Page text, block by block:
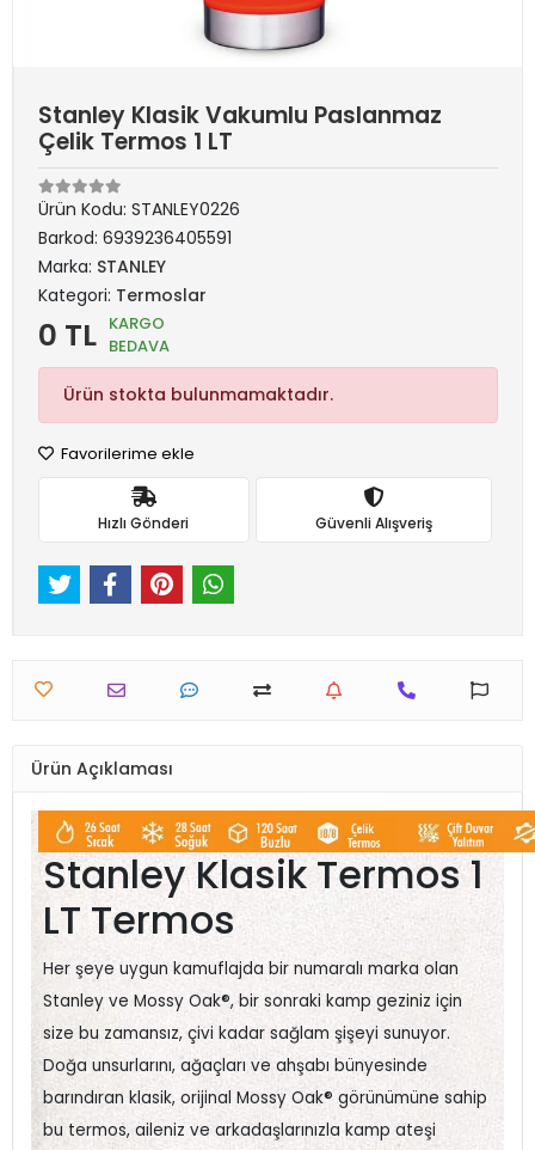
Stanley Klasik Vakumlu Paslanmaz
Çelik Termos 1 LT
Ürün Kodu: STANLEY0226
Barkod: 6939236405591
Marka: STANLEY
Kategori: Termoslar
0 TL KARGO
BEDAVA
Ürün stokta bulunmamaktadır.
Favorilerime ekle
Hızlı Gönderi Güvenli Alışveriş
Ürün Açıklaması
Stanley Klasik Termos 1
LT Termos
Her şeye uygun kamuflajda bir numaralı marka olan
Stanley ve Mossy Oak®, bir sonraki kamp geziniz için
size bu zamansız, çivi kadar sağlam şişeyi sunuyor.
Doğa unsurlarını, ağaçları ve ahşabı bünyesinde
barındıran klasik, orijinal Mossy Oak® görünümüne sahip
bu termos, aileniz ve arkadaşlarınızla kamp ateşi